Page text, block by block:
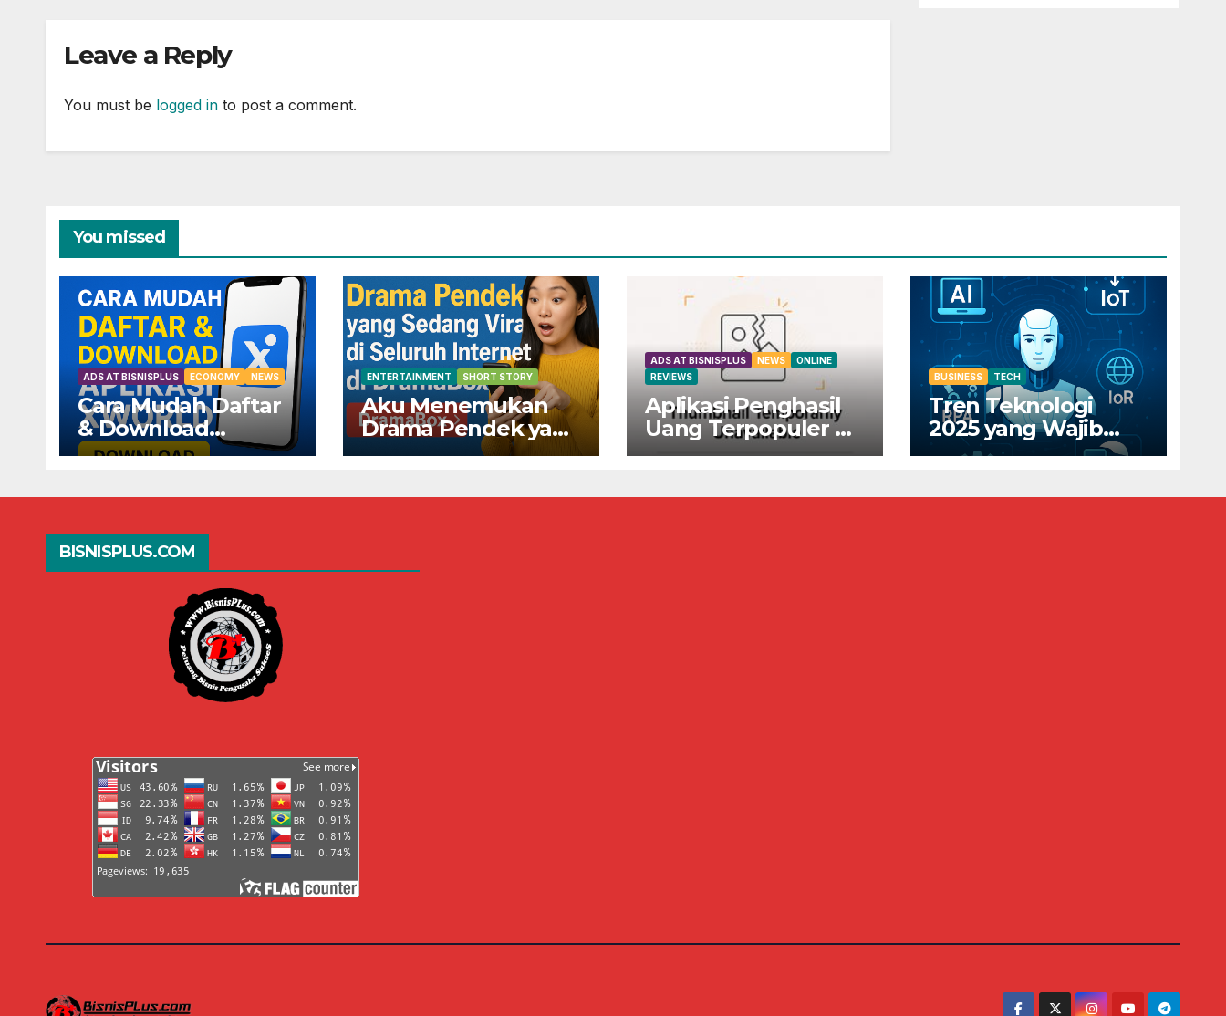
Leave a Reply
You must be logged in to post a comment.
You missed
ADS AT BISNISPLUS ECONOMY NEWS
Cara Mudah Daftar
& Download
Aplikasi XWorld —
Keuntungannya
ENTERTAINMENT SHORT STORY
Aku Menemukan
Drama Pendek yang
Sedang Viral di
DramaBox
ADS AT BISNISPLUS NEWS
ONLINE
REVIEWS
Aplikasi Penghasil
Uang Terpopuler di
Indonesia!
Sekarang Juga!
BUSINESS TECH
Tren Teknologi
2025 yang Wajib
Diketahui Pelaku
BISNISPLUS.COM